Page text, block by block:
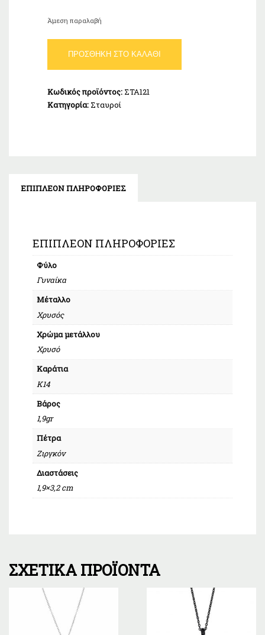
Άμεση παραλαβή
Χρυσός
Κ14
ΠΡΟΣΘΉΚΗ ΣΤΟ ΚΑΛΆΘΙ
Κωδικός προϊόντος: ΣΤΑ121
Κατηγορία: Σταυροί
ΕΠΙΠΛΈΟΝ ΠΛΗΡΟΦΟΡΊΕΣ
ΕΠΙΠΛΈΟΝ ΠΛΗΡΟΦΟΡΊΕΣ
Φύλο
Γυναίκα
Μέταλλο
Χρυσός
Χρώμα μετάλλου
Χρυσό
Καράτια
Κ14
Βάρος
1,9gr
Πέτρα
Ζιργκόν
Διαστάσεις
1,9×3,2 cm
ΣΧΕΤΙΚΆ ΠΡΟΪΌΝΤΑ